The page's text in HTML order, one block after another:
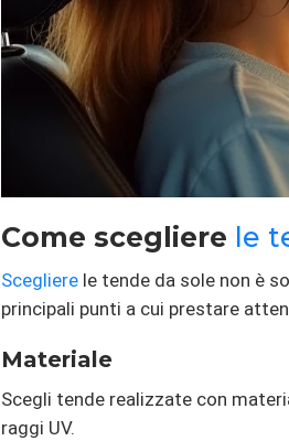
Come scegliere le
Scegliere le tende da sole non è
principali punti a cui prestare
Materiale
Scegli tende realizzate con
raggi UV.